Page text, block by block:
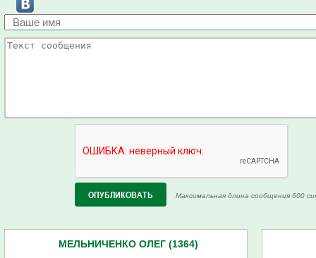
Максимальная длина сообщения 600
МЕЛЬНИЧЕНКО ОЛЕГ (1364)